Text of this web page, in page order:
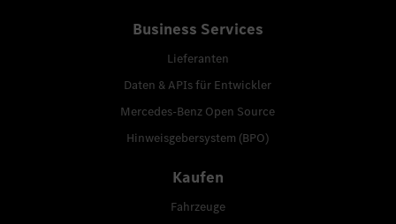
Business Services
Lieferanten
Daten & APIs für Entwickler
Mercedes-Benz Open Source
Hinweisgebersystem (BPO)
Kaufen
Fahrzeuge